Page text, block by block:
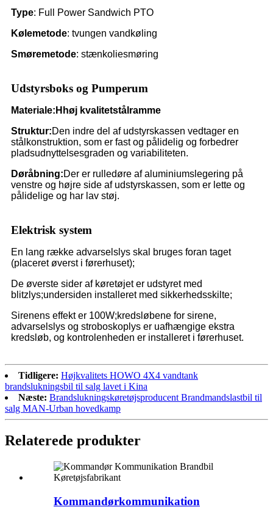
Type: Full Power Sandwich PTO
Kølemetode: tvungen vandkøling
Smøremetode: stænkoliesmøring
Udstyrsboks og Pumperum
Materiale: H høj kvalitetstålramme
Struktur:Den indre del af udstyrskassen vedtager en
stålkonstruktion, som er fast og pålidelig og forbedrer
pladsudnyttelsesgraden og variabiliteten.
Døråbning:Der er rulledøre af aluminiumslegering på
venstre og højre side af udstyrskassen, som er lette og
pålidelige og har lav støj.
Elektrisk system
En lang række advarselslys skal bruges foran taget
(placeret øverst i førerhuset);
De øverste sider af køretøjet er udstyret med
blitzlys;undersiden installeret med sikkerhedsskilte;
Sirenens effekt er 100W;kredsløbene for sirene,
advarselslys og stroboskoplys er uafhængige ekstra
kredsløb, og kontrolenheden er installeret i førerhuset.
Tidligere: Højkvalitets HOWO 4X4 vandtank
brandslukningsbil til salg lavet i Kina
Næste: Brandslukningskøretøjsproducent Brandmandslastbil til
salg MAN-Urban hovedkamp
Relaterede produkter
Kommandørkommunikation